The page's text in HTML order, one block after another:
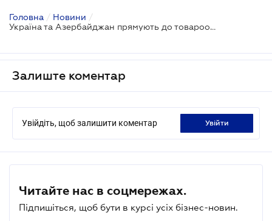
Головна / Новини /
Україна та Азербайджан прямують до товарообороту у 1 млрд. дол
Залиште коментар
Увійдіть, щоб залишити коментар увійти
Читайте нас в соцмережах.
Підпишіться, щоб бути в курсі усіх бізнес-новин.